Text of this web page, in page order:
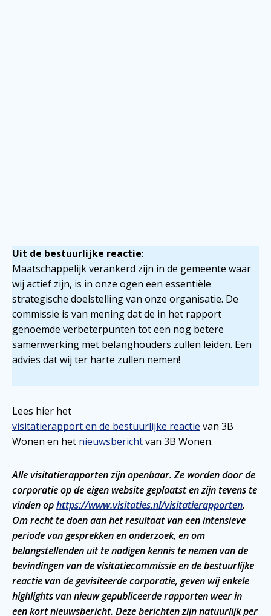
Uit de bestuurlijke reactie:
Maatschappelijk verankerd zijn in de gemeente waar
wij actief zijn, is in onze ogen een essentiële
strategische doelstelling van onze organisatie. De
commissie is van mening dat de in het rapport
genoemde verbeterpunten tot een nog betere
samenwerking met belanghouders zullen leiden. Een
advies dat wij ter harte zullen nemen!
Lees hier het
visitatierapport en de bestuurlijke reactie van 3B
Wonen en het nieuwsberichtvan 3B Wonen.
Alle visitatierapporten zijn openbaar. Ze worden door de
corporatie op de eigen website geplaatst en zijn tevens te
vinden ophttps://www.visitaties.nl/visitatierapporten.
Om recht te doen aan het resultaat van een intensieve
periode van gesprekken en onderzoek, en om
belangstellenden uit te nodigen kennis te nemen van de
bevindingen van de visitatiecommissie en de bestuurlijke
reactie van de gevisiteerde corporatie, geven wij enkele
highlights van nieuw gepubliceerde rapporten weer in
een kort nieuwsbericht. Deze berichten zijn natuurlijk per